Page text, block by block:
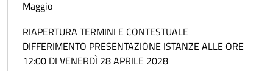
Maggio
RIAPERTURA TERMINI E CONTESTUALE
DIFFERIMENTO PRESENTAZIONE ISTANZE ALLE ORE
12:00 DI VENERDÌ 28 APRILE 2028